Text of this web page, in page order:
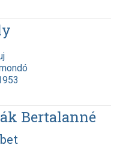
Bertalanné